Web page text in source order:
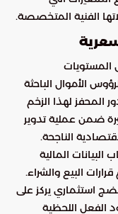
الفنية المتخصصة.
المستويات
الأموال الباحثة
المحفز لهذا الزخم
ضمن عملية تدوير
الناجحة.
المالية
البيع والشراء.
استثماري يركز على
الفعل اللحظية